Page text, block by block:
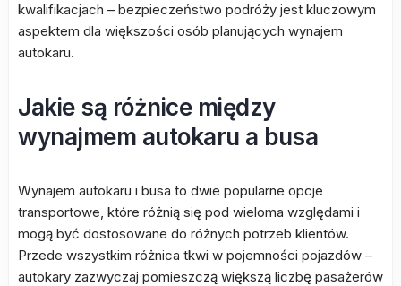
kwalifikacjach – bezpieczeństwo podróży jest kluczowym
aspektem dla większości osób planujących wynajem
autokaru.
Jakie są różnice między
wynajmem autokaru a busa
Wynajem autokaru i busa to dwie popularne opcje
transportowe, które różnią się pod wieloma względami i
mogą być dostosowane do różnych potrzeb klientów.
Przede wszystkim różnica tkwi w pojemności pojazdów –
autokary zazwyczaj pomieszczą większą liczbę pasażerów